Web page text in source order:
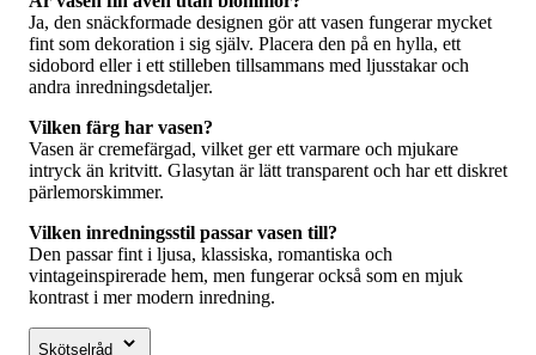
Ja, den snäckformade designen gör att vasen fungerar mycket
fint som dekoration i sig själv. Placera den på en hylla, ett
sidobord eller i ett stilleben tillsammans med ljusstakar och
andra inredningsdetaljer.
Vilken färg har vasen?
Vasen är cremefärgad, vilket ger ett varmare och mjukare
intryck än kritvitt. Glasytan är lätt transparent och har ett diskret
pärlemorskimmer.
Vilken inredningsstil passar vasen till?
Den passar fint i ljusa, klassiska, romantiska och
vintageinspirerade hem, men fungerar också som en mjuk
kontrast i mer modern inredning.
Skötselråd